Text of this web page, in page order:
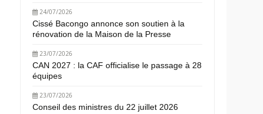
24/07/2026
Cissé Bacongo annonce son soutien à la
rénovation de la Maison de la Presse
23/07/2026
CAN 2027 : la CAF officialise le passage à 28
équipes
23/07/2026
Conseil des ministres du 22 juillet 2026